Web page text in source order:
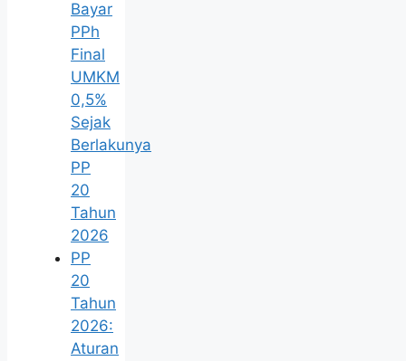
Bayar
PPh
Final
UMKM
0,5%
Sejak
Berlakunya
PP
20
Tahun
2026
PP
20
Tahun
2026:
Aturan